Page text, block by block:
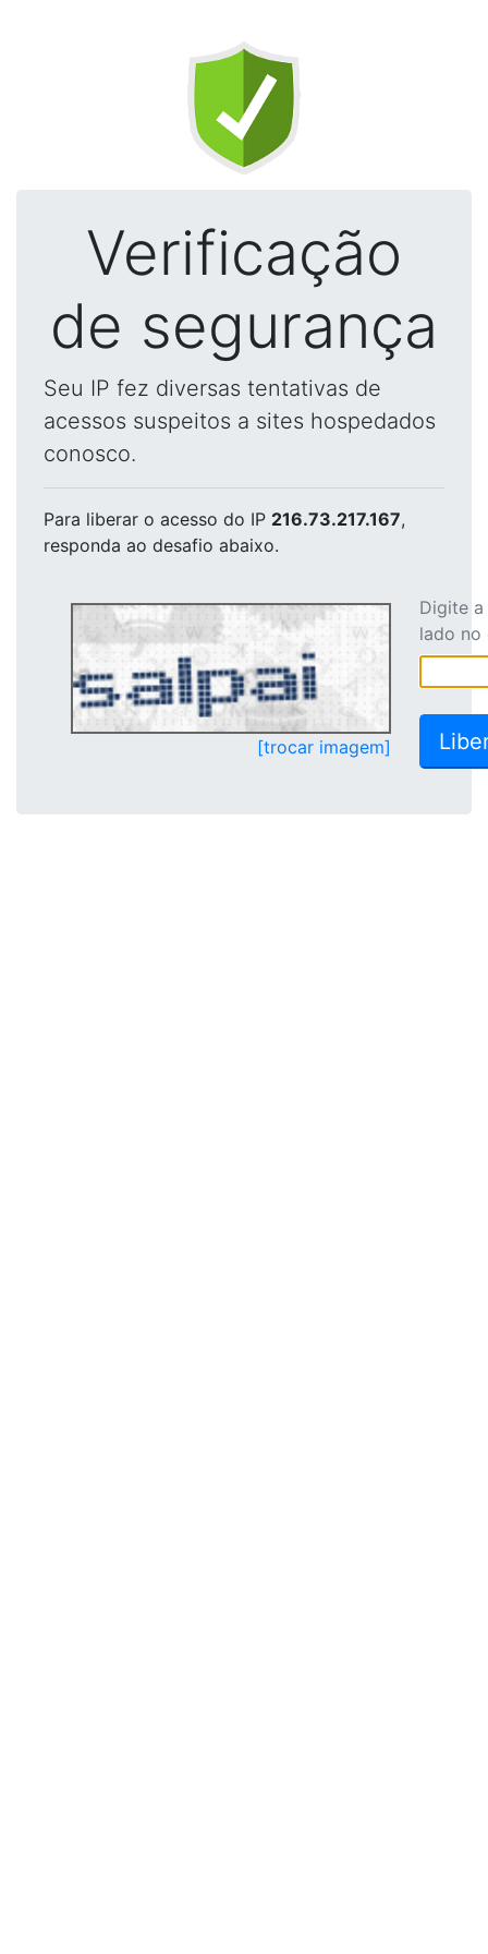
Verificação
de segurança
Seu IP fez diversas tentativas de
acessos suspeitos a sites hospedados
conosco.
Para liberar o acesso do IP 216.73.217.167,
responda ao desafio abaixo.
[trocar imagem]
Digite
lado no